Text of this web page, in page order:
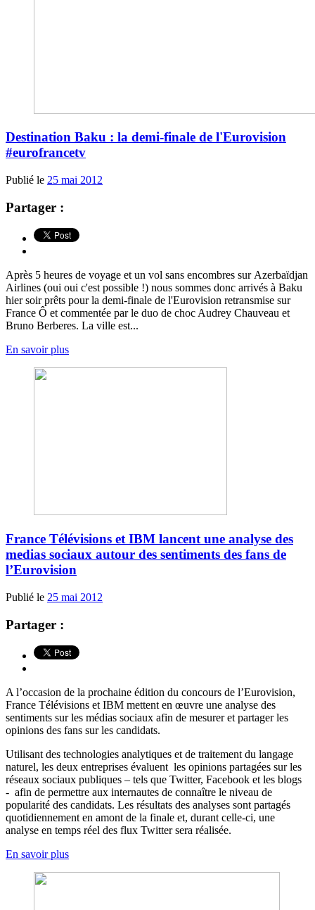
Destination Baku : la demi-finale de l'Eurovision
#eurofrancetv
Publié le 25 mai 2012
Partager :
Après 5 heures de voyage et un vol sans encombres sur Azerbaïdjan
Airlines (oui oui c'est possible !) nous sommes donc arrivés à Baku
hier soir prêts pour la demi-finale de l'Eurovision retransmise sur
France Ô et commentée par le duo de choc Audrey Chauveau et
Bruno Berberes. La ville est...
En savoir plus
France Télévisions et IBM lancent une analyse des
medias sociaux autour des sentiments des fans de
l’Eurovision
Publié le 25 mai 2012
Partager :
A l’occasion de la prochaine édition du concours de l’Eurovision,
France Télévisions et IBM mettent en œuvre une analyse des
sentiments sur les médias sociaux afin de mesurer et partager les
opinions des fans sur les candidats.
Utilisant des technologies analytiques et de traitement du langage
naturel, les deux entreprises évaluent les opinions partagées sur les
réseaux sociaux publiques – tels que Twitter, Facebook et les blogs
- afin de permettre aux internautes de connaître le niveau de
popularité des candidats. Les résultats des analyses sont partagés
quotidiennement en amont de la finale et, durant celle-ci, une
analyse en temps réel des flux Twitter sera réalisée.
En savoir plus